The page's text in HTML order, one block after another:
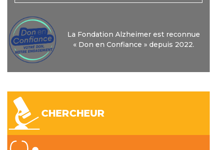
La Fondation Alzheimer est reconnue
« Don en Confiance » depuis 2022.
CHERCHEUR